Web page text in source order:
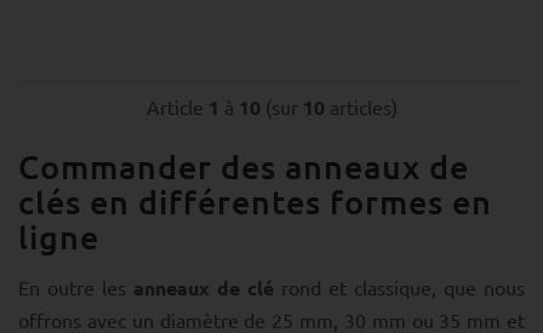
Article 1 à 10 (sur 10 articles)
Commander des anneaux de
clés en différentes formes en
ligne
En outre les anneaux de clé rond et classique, que nous
offrons avec un diamètre de 25 mm, 30 mm ou 35 mm et